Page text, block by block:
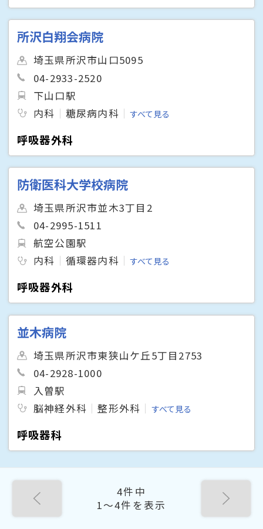
所沢白翔会病院
埼玉県所沢市山口5095
04-2933-2520
下山口駅
内科
糖尿病内科 すべて見る
呼吸器外科
防衛医科大学校病院
埼玉県所沢市並木3丁目2
04-2995-1511
航空公園駅
内科
循環器内科 すべて見る
呼吸器外科
並木病院
埼玉県所沢市東狭山ケ丘5丁目2753
04-2928-1000
入曽駅
脳神経外科
整形外科 すべて見る
呼吸器科
4件中
1〜4件を表示